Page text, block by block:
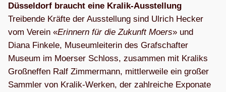
Düs­sel­dorf braucht eine Kra­lik-Aus­stel­lung
Trei­bende Kräfte der Aus­stel­lung sind Ulrich Hecker
vom Ver­ein «Erin­nern für die Zukunft Moers» und
Diana Fin­kele, Muse­um­lei­te­rin des Graf­schaf­ter
Museum im Moer­ser Schloss, zusam­men mit Kra­liks
Groß­nef­fen Ralf Zim­mer­mann, mitt­ler­weile ein gro­ßer
Samm­ler von Kra­lik-Wer­ken, der zahl­rei­che Expo­nate